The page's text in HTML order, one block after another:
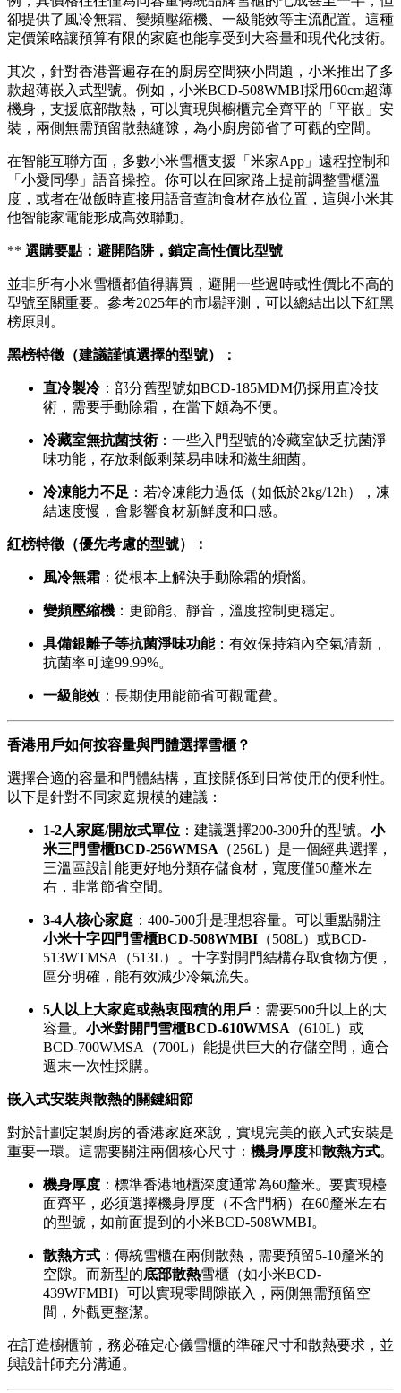
卻提供了風冷無霜、變頻壓縮機、一級能效等主流配置。這種
定價策略讓預算有限的家庭也能享受到大容量和現代化技術。
其次，針對香港普遍存在的廚房空間狹小問題，小米推出了多
款超薄嵌入式型號。例如，小米BCD-508WMBI採用60cm超薄
機身，支援底部散熱，可以實現與櫥櫃完全齊平的「平嵌」安
裝，兩側無需預留散熱縫隙，為小廚房節省了可觀的空間。
在智能互聯方面，多數小米雪櫃支援「米家App」遠程控制和
「小愛同學」語音操控。你可以在回家路上提前調整雪櫃溫
度，或者在做飯時直接用語音查詢食材存放位置，這與小米其
他智能家電能形成高效聯動。
**​ 選購要點：避開陷阱，鎖定高性價比型號
並非所有小米雪櫃都值得購買，避開一些過時或性價比不高的
型號至關重要。參考2025年的市場評測，可以總結出以下紅黑
榜原則。
黑榜特徵（建議謹慎選擇的型號）：
直冷製冷：部分舊型號如BCD-185MDM仍採用直冷技
術，需要手動除霜，在當下頗為不便。
冷藏室無抗菌技術：一些入門型號的冷藏室缺乏抗菌淨
味功能，存放剩飯剩菜易串味和滋生細菌。
冷凍能力不足 ：若冷凍能力過低（如低於2kg/12h），凍
結速度慢，會影響食材新鮮度和口感。
紅榜特徵（優先考慮的型號）：
風冷無霜 ：從根本上解決手動除霜的煩惱。
變頻壓縮機 ：更節能、靜音，溫度控制更穩定。
具備銀離子等抗菌淨味功能：有效保持箱內空氣清新，
抗菌率可達99.99%。
一級能效 ：長期使用能節省可觀電費。
香港用戶如何按容量與門體選擇雪櫃？
選擇合適的容量和門體結構，直接關係到日常使用的便利性。
以下是針對不同家庭規模的建議：
1-2人家庭/開放式單位 ：建議選擇200-300升的型號。 小
米三門雪櫃BCD-256WMSA （256L）是一個經典選擇，
三溫區設計能更好地分類存儲食材，寬度僅50釐米左
右，非常節省空間。
3-4人核心家庭 ：400-500升是理想容量。可以重點關注
小米十字四門雪櫃BCD-508WMBI （508L）或BCD-
513WTMSA（513L）。十字對開門結構存取食物方便，
區分明確，能有效減少冷氣流失。
5人以上大家庭或熱衷囤積的用戶 ：需要500升以上的大
容量。 小米對開門雪櫃BCD-610WMSA （610L）或
BCD-700WMSA（700L）能提供巨大的存儲空間，適合
週末一次性採購。
嵌入式安裝與散熱的關鍵細節
對於計劃定製廚房的香港家庭來說，實現完美的嵌入式安裝是
重要一環。這需要關注兩個核心尺寸： 機身厚度和散熱方式。
機身厚度 ：標準香港地櫃深度通常為60釐米。要實現檯
面齊平，必須選擇機身厚度（不含門柄）在60釐米左右
的型號，如前面提到的小米BCD-508WMBI。
散熱方式 ：傳統雪櫃在兩側散熱，需要預留5-10釐米的
空隙。而新型的底部散熱雪櫃（如小米BCD-
439WFMBI）可以實現零間隙嵌入，兩側無需預留空
間，外觀更整潔。
在訂造櫥櫃前，務必確定心儀雪櫃的準確尺寸和散熱要求，並
與設計師充分溝通。